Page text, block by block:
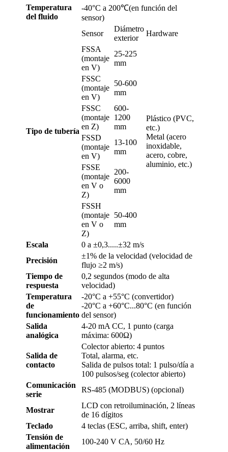
Temperatura
del fluido
-40°C a 200℃(en función del
sensor)
Tipo de tubería
Sensor
Diámetro
exterior
Hardware
FSSA
(montaje
en V)
25-225
mm
Plástico (PVC,
etc.)
Metal (acero
inoxidable,
acero, cobre,
aluminio, etc.)
FSSC
(montaje
en V)
50-600
mm
FSSC
(montaje
en Z)
600-
1200
mm
FSSD
(montaje
en V)
13-100
mm
FSSE
(montaje
en V o
Z)
200-
6000
mm
FSSH
(montaje
en V o
Z)
50-400
mm
Escala
0 a ±0,3.....±32 m/s
Precisión
±1% de la velocidad (velocidad de
flujo ≥2 m/s)
Tiempo de
respuesta
0,2 segundos (modo de alta
velocidad)
Temperatura
de
funcionamiento
-20°C a +55°C (convertidor)
-20°C a +60°C...80°C (en función
del sensor)
Salida
analógica
4-20 mA CC, 1 punto (carga
máxima: 600Ω)
Salida de
contacto
Colector abierto: 4 puntos
Total, alarma, etc.
Salida de pulsos total: 1 pulso/día a
100 pulsos/seg (colector abierto)
Comunicación
serie
RS-485 (MODBUS) (opcional)
Mostrar
LCD con retroiluminación, 2 líneas
de 16 dígitos
Teclado
4 teclas (ESC, arriba, shift, enter)
Tensión de
alimentación
100-240 V CA, 50/60 Hz